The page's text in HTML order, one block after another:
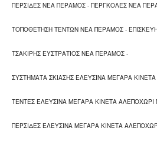
ΠΕΡΣΙΔΕΣ ΝΕΑ ΠΕΡΑΜΟΣ - ΠΕΡΓΚΟΛΕΣ ΝΕΑ
ΤΟΠΟΘΕΤΗΣΗ ΤΕΝΤΩΝ ΝΕΑ ΠΕΡΑΜΟΣ -
ΤΣΑΚΙΡΗΣ ΕΥΣΤΡΑΤΙΟΣ ΝΕΑ ΠΕΡΑΜΟΣ -
ΣΥΣΤΗΜΑΤΑ ΣΚΙΑΣΗΣ ΕΛΕΥΣΙΝΑ ΜΕΓΑΡΑ
ΤΕΝΤΕΣ ΕΛΕΥΣΙΝΑ ΜΕΓΑΡΑ ΚΙΝΕΤΑ
ΠΕΡΣΙΔΕΣ ΕΛΕΥΣΙΝΑ ΜΕΓΑΡΑ ΚΙΝΕΤΑ